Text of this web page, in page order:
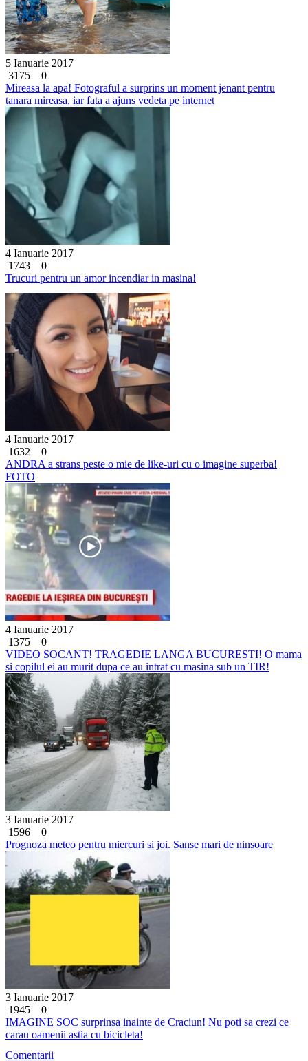
5 Ianuarie 2017
3175
0
Mireasa la apa! Fotograful a surprins un moment jenant pentru
tanara mireasa, iar fata a ajuns vedeta pe internet
4 Ianuarie 2017
1743
0
Trucuri pentru un amor incendiar in masina!
4 Ianuarie 2017
1632
0
ANDRA a strans peste o mie de like-uri cu o imagine superba!
FOTO
4 Ianuarie 2017
1375
0
VIDEO SOCANT! TRAGEDIE LANGA BUCURESTI! O mama
si copilul ei au murit dupa ce au intrat cu masina sub un TIR!
3 Ianuarie 2017
1596
0
Prognoza meteo pentru miercuri si joi. Sanse mari de ninsoare
3 Ianuarie 2017
1945
0
IMAGINE SOC surprinsa inainte de Craciun! Nu poti sa crezi ce
carau oamenii astia cu bicicleta!
Comentarii